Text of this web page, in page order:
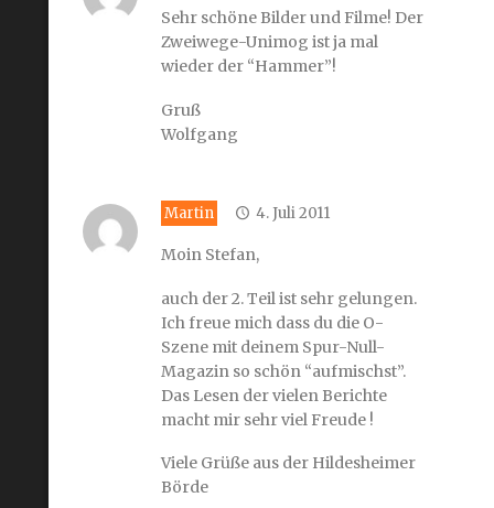
Sehr schöne Bilder und Filme! Der
Zweiwege-Unimog ist ja mal
wieder der “Hammer”!
Gruß
Wolfgang
Martin 4. Juli 2011
Moin Stefan,
auch der 2. Teil ist sehr gelungen.
Ich freue mich dass du die O-
Szene mit deinem Spur-Null-
Magazin so schön “aufmischst”.
Das Lesen der vielen Berichte
macht mir sehr viel Freude !
Viele Grüße aus der Hildesheimer
Börde